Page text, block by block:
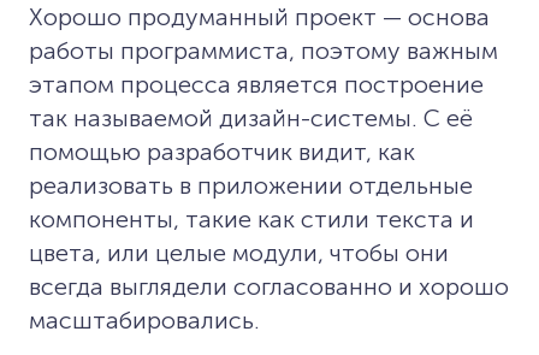
Хорошо продуманный проект — основа
работы программиста, поэтому важным
этапом процесса является построение
так называемой дизайн-системы. С её
помощью разработчик видит, как
реализовать в приложении отдельные
компоненты, такие как стили текста и
цвета, или целые модули, чтобы они
всегда выглядели согласованно и хорошо
масштабировались.